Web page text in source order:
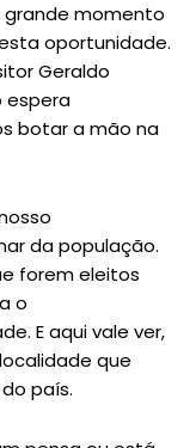
grande momento
oportunidade.
Geraldo
espera
botar a mão na
da população.
forem eleitos
o
E aqui vale ver,
que
país.